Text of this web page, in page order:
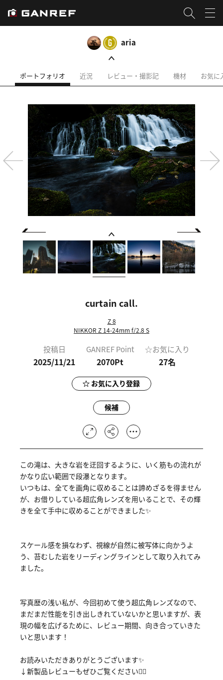
aria
ポートフォリオ 近況 レビュー・撮影記 機材 お気に
curtain call.
Z 8
NIKKOR Z 14-24mm f/2.8 S
投稿日
2025/11/21
GANREF Point
2070Pt
☆お気に入り
27名
お気に入り登録
候補
この滝は、大きな岩を迂回するように、いく筋もの流れが
かなり広い範囲で段瀑となります。
いつもは、全てを画角に収めることは諦めざるを得ません
が、お借りしている超広角レンズを用いることで、その輝
きを全て手中に収めることができました✨
スケール感を損なわず、視線が自然に被写体に向かうよ
う、苔むした岩をリーディングラインとして取り入れてみ
ました。
写真歴の浅い私が、今回初めて使う超広角レンズなので、
まだまだ性能を引き出しきれていないかと思いますが、表
現の幅を広げるために、レビュー期間、向き合っていきた
いと思います！
お読みいただきありがとうございます✨
↓新製品レビューもぜひご覧ください🙇‍♂️